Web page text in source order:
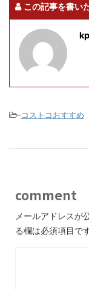
この記事を書い
-コストコおすすめ
comment
メールアドレスが
る欄は必須項目で